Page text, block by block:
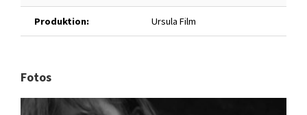
Produktion: Ursula Film
Fotos